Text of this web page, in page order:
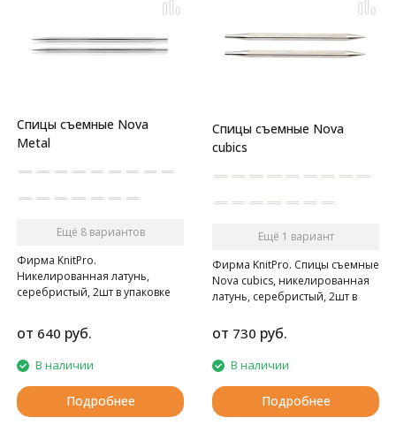
Спицы съемные Nova
Metal
Ещё 8 вариантов
Фирма KnitPro.
Никелированная латунь,
серебристый, 2шт в упаковке
от 640 руб.
В наличии
Подробнее
Спицы съемные Nova
cubics
Ещё 1 вариант
Фирма KnitPro. Спицы съемные
Nova cubics, никелированная
латунь, серебристый, 2шт в
от 730 руб.
В наличии
Подробнее